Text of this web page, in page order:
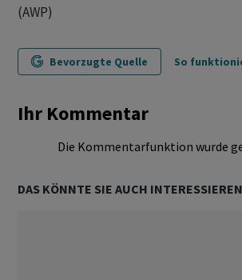
(AWP)
Bevorzugte Quelle So
Ihr Kommentar
Die Kommentarfunktion wurde
DAS KÖNNTE SIE AUCH INTERESSIEREN